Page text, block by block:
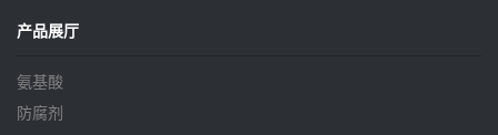
产品展厅
氨基酸
防腐剂